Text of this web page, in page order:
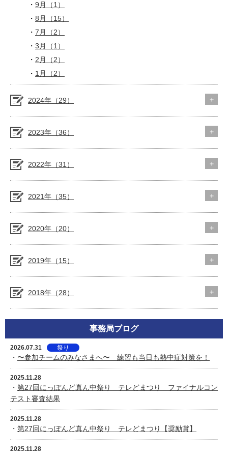
9月（1）
8月（15）
7月（2）
3月（1）
2月（2）
1月（2）
2024年（29）
2023年（36）
2022年（31）
2021年（35）
2020年（20）
2019年（15）
2018年（28）
事務局ブログ
2026.07.31 祭り
・ 〜参加チームのみなさまへ〜 練習も当日も熱中症対策を！
2025.11.28
・ 第27回にっぽんど真ん中祭り テレどまつり ファイナルコン
テスト審査結果
2025.11.28
・ 第27回にっぽんど真ん中祭り テレどまつり【奨励賞】
2025.11.28